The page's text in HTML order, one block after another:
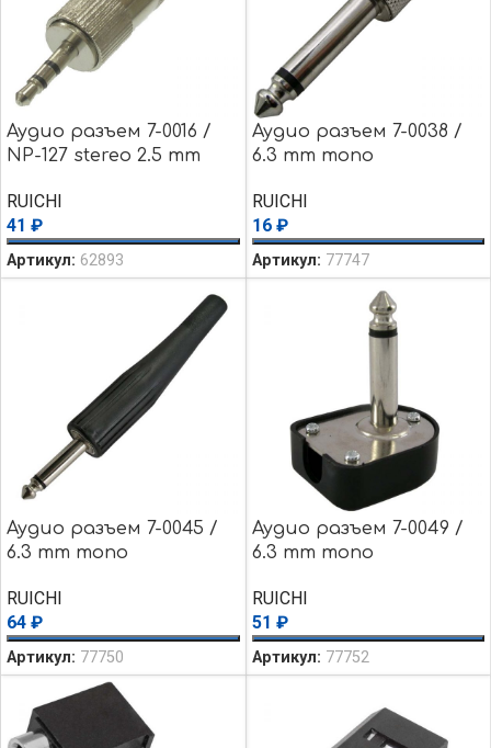
Аудио разъем 7-0016 /
NP-127 stereo 2.5 mm
RUICHI
41 ₽
Артикул: 62893
Аудио разъем 7-0038 /
6.3 mm mono
RUICHI
16 ₽
Артикул: 77747
Аудио разъем 7-0045 /
6.3 mm mono
RUICHI
64 ₽
Артикул: 77750
Аудио разъем 7-0049 /
6.3 mm mono
RUICHI
51 ₽
Артикул: 77752